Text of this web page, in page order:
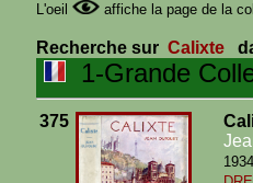
L'oeil
affiche la page de la
Recherche sur Calixte
1-Grande
375
1934